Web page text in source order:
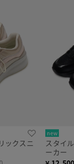
ックスニ
new
スタイ
ーカー